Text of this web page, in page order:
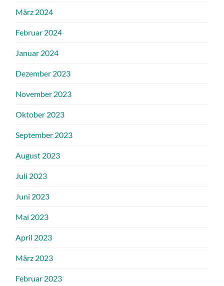
März 2024
Februar 2024
Januar 2024
Dezember 2023
November 2023
Oktober 2023
September 2023
August 2023
Juli 2023
Juni 2023
Mai 2023
April 2023
März 2023
Februar 2023